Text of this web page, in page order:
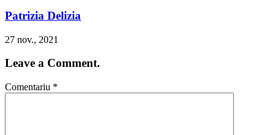
Patrizia Delizia
27 nov., 2021
Leave a Comment.
Comentariu *